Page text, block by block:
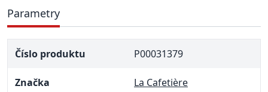
Parametry
Číslo produktu P00031379
Značka La Cafetière